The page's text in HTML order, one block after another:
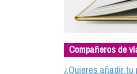
Compañeros de
¿Quieres añadir